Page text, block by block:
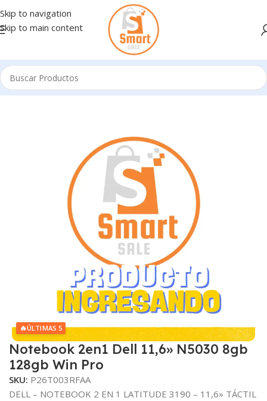
Skip to navigation
Skip to main content
Inicio/Notebooks - Netbooks/NETBOOKS REF 11"
🔥ÚLTIMAS 5
Notebook 2en1 Dell 11,6» N5030 8gb
128gb Win Pro
SKU: P26T003RFAA
DELL – NOTEBOOK 2 EN 1 LATITUDE 3190 – 11,6» TÁCTIL